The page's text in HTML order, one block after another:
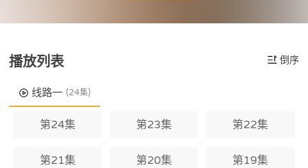
播放列表 倒序
线路一 (24集)
第24集 第23集 第22集
第21集 第20集 第19集